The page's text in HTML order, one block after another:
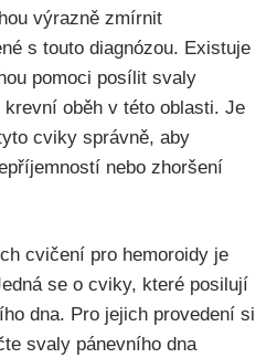
výrazně zmírnit
⁢s touto diagnózou. Existuje⁣
pomoci ‍posílit svaly
oběh v této oblasti. Je‍
‌cviky správně, aby
⁤nebo zhoršení
cvičení pro hemoroidy je
se​ o cviky, které posilují
dna. Pro jejich‌ provedení si
svaly pánevního dna